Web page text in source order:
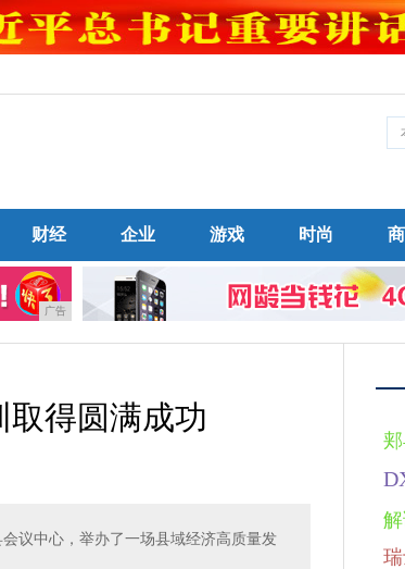
财经 企业 游戏 时尚
广告
得圆满成功
议中心，举办了一场县域经济高质量发